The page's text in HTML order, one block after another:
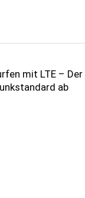
mit LTE – Der
ab